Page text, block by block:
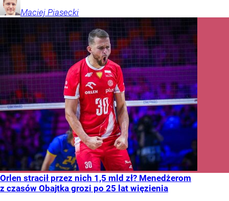
Maciej Piasecki
Orlen stracił przez nich 1,5 mld zł? Menedżerom
z czasów Obajtka grozi po 25 lat więzienia